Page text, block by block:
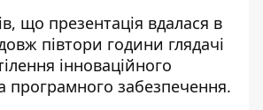
що презентація вдалася в
півтори години глядачі
інноваційного
програмного забезпечення.